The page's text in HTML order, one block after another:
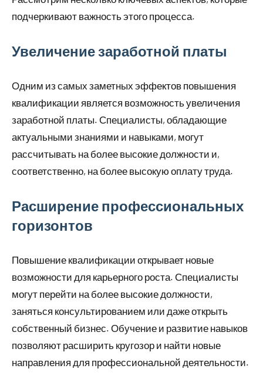
подчеркивают важность этого процесса.
Увеличение заработной платы
Одним из самых заметных эффектов повышения
квалификации является возможность увеличения
заработной платы. Специалисты, обладающие
актуальными знаниями и навыками, могут
рассчитывать на более высокие должности и,
соответственно, на более высокую оплату труда.
Расширение профессиональных
горизонтов
Повышение квалификации открывает новые
возможности для карьерного роста. Специалисты
могут перейти на более высокие должности,
заняться консультированием или даже открыть
собственный бизнес. Обучение и развитие навыков
позволяют расширить кругозор и найти новые
направления для профессиональной деятельности.